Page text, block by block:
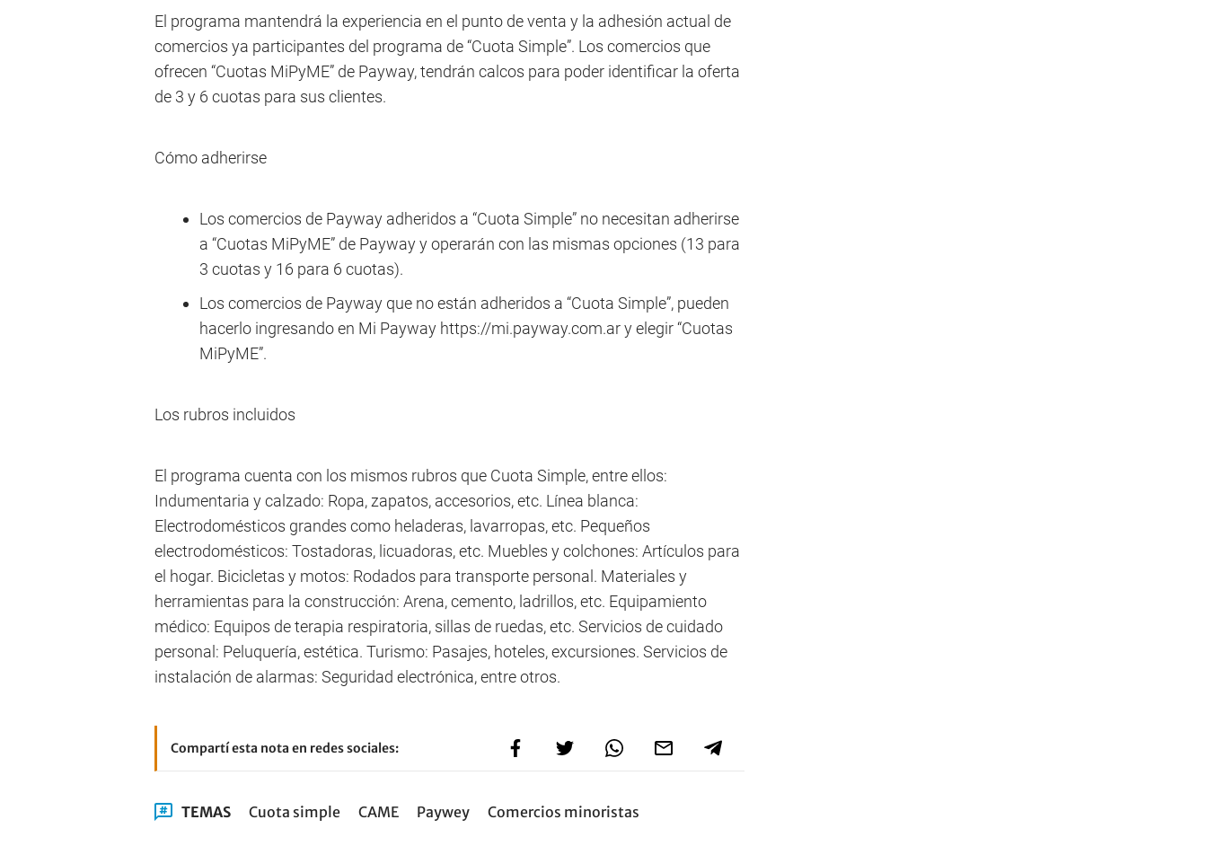
El programa mantendrá la experiencia en el punto de venta y la adhesión actual de
comercios ya participantes del programa de “Cuota Simple”. Los comercios que
ofrecen “Cuotas MiPyME” de Payway, tendrán calcos para poder identificar la oferta
de 3 y 6 cuotas para sus clientes.
Cómo adherirse
Los comercios de Payway adheridos a “Cuota Simple” no necesitan adherirse
a “Cuotas MiPyME” de Payway y operarán con las mismas opciones (13 para
3 cuotas y 16 para 6 cuotas).
Los comercios de Payway que no están adheridos a “Cuota Simple”, pueden
hacerlo ingresando en Mi Payway https://mi.payway.com.ar y elegir “Cuotas
MiPyME”.
Los rubros incluidos
El programa cuenta con los mismos rubros que Cuota Simple, entre ellos:
Indumentaria y calzado: Ropa, zapatos, accesorios, etc. Línea blanca:
Electrodomésticos grandes como heladeras, lavarropas, etc. Pequeños
electrodomésticos: Tostadoras, licuadoras, etc. Muebles y colchones: Artículos para
el hogar. Bicicletas y motos: Rodados para transporte personal. Materiales y
herramientas para la construcción: Arena, cemento, ladrillos, etc. Equipamiento
médico: Equipos de terapia respiratoria, sillas de ruedas, etc. Servicios de cuidado
personal: Peluquería, estética. Turismo: Pasajes, hoteles, excursiones. Servicios de
instalación de alarmas: Seguridad electrónica, entre otros.
Compartí esta nota en redes sociales:
TEMAS Cuota simple CAME Paywey Comercios minoristas